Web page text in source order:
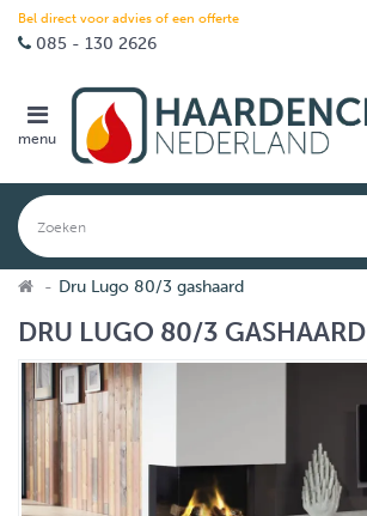
Bel direct voor advies of een offerte
085 - 130 2626
menu
Dru Lugo 80/3 gashaard
DRU LUGO 80/3 GASHAARD